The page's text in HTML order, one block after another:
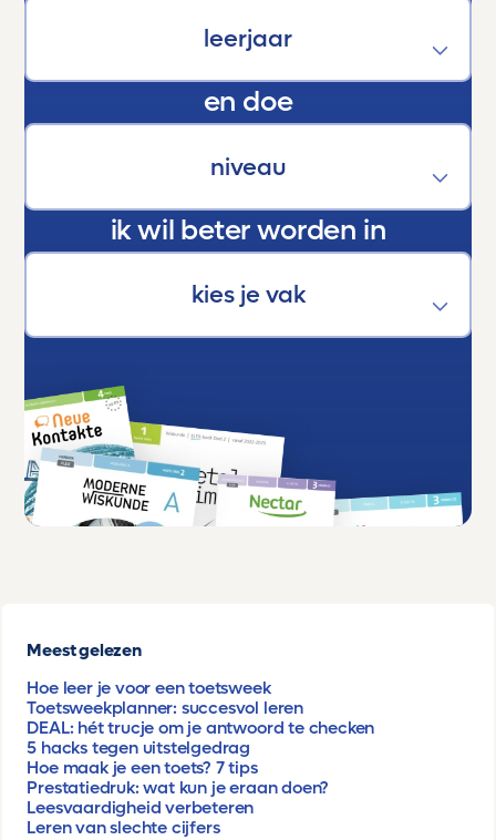
kracht die hen helpt groeien, bloeien en boven
En als trotse ouder kan ik maar één ding
zeggen:
en doe
ik wil beter worden in
Meest gelezen
Hoe leer je voor een toetsweek
Toetsweekplanner: succesvol leren
DEAL: hét trucje om je antwoord te checken
5 hacks tegen uitstelgedrag
Hoe maak je een toets? 7 tips
Prestatiedruk: wat kun je eraan doen?
Leesvaardigheid verbeteren
Leren van slechte cijfers